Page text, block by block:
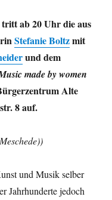
tritt ab 20 Uhr die aus
Stefanie Boltzmit
und dem
made by women
Alte
8 auf.
und Musik selber
Jahrhunderte jedoch